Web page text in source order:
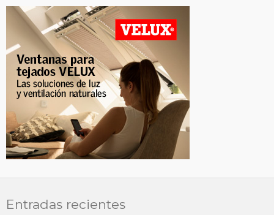
Entradas recientes